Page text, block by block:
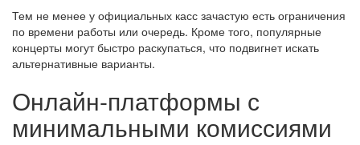
Тем не менее у официальных касс зачастую есть ограничения
по времени работы или очередь. Кроме того, популярные
концерты могут быстро раскупаться, что подвигнет искать
альтернативные варианты.
Онлайн-платформы с
минимальными комиссиями